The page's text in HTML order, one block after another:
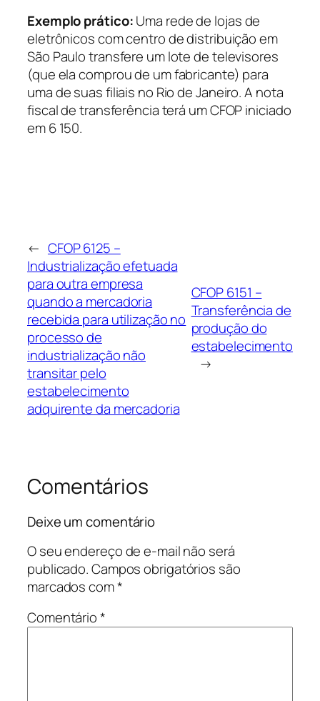
Exemplo prático:Uma rede de lojas de
eletrônicos com centro de distribuição em
São Paulo transfere um lote de televisores
(que ela comprou de um fabricante) para
uma de suas filiais no Rio de Janeiro. A nota
fiscal de transferência terá um CFOP iniciado
em 6 150.
← CFOP 6125 –
Industrialização efetuada
para outra empresa
quando a mercadoria
recebida para utilização no
processo de
industrialização não
transitar pelo
estabelecimento
adquirente da mercadoria
CFOP 6151 –
Transferência de
produção do
estabelecimento
→
Comentários
Deixe um comentário
O seu endereço de e-mail não será
publicado.Campos obrigatórios são
marcados com*
Comentário*